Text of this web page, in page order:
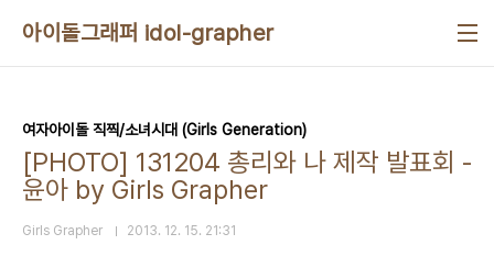
아이돌그래퍼 idol-grapher
여자아이돌 직찍/소녀시대 (Girls Generation)
[PHOTO] 131204 총리와 나 제작 발표회 -
윤아 by Girls Grapher
Girls Grapher 2013. 12. 15. 21:31